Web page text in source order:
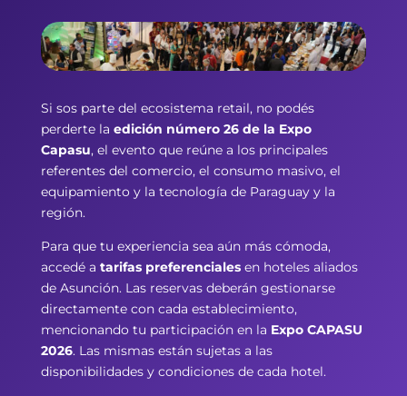
Si sos parte del ecosistema retail, no podés
perderte la edición número 26 de la Expo
Capasu, el evento que reúne a los principales
referentes del comercio, el consumo masivo, el
equipamiento y la tecnología de Paraguay y la
región.
Para que tu experiencia sea aún más cómoda,
accedé a tarifas preferencialesen hoteles aliados
de Asunción. Las reservas deberán gestionarse
directamente con cada establecimiento,
mencionando tu participación en la Expo CAPASU
2026. Las mismas están sujetas a las
disponibilidades y condiciones de cada hotel.